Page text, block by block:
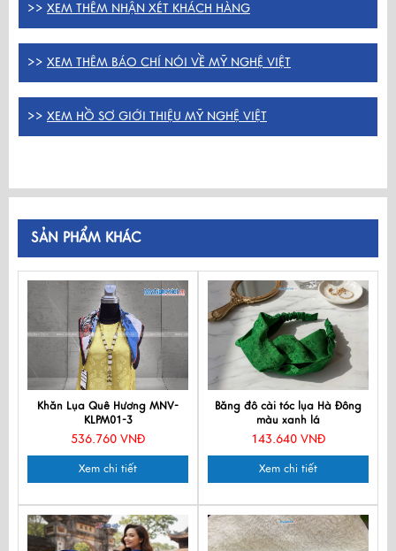
>> XEM THÊM NHẬN XÉT KHÁCH HÀNG
>> XEM THÊM BÁO CHÍ NÓI VỀ MỸ NGHỆ VIỆT
>> XEM HỒ SƠ GIỚI THIỆU MỸ NGHỆ VIỆT
SẢN PHẨM KHÁC
Khăn Lụa Quê Hương MNV-
KLPM01-3
536.760 VNĐ
Xem chi tiết
Băng đô cài tóc lụa Hà Đông
màu xanh lá
143.640 VNĐ
Xem chi tiết